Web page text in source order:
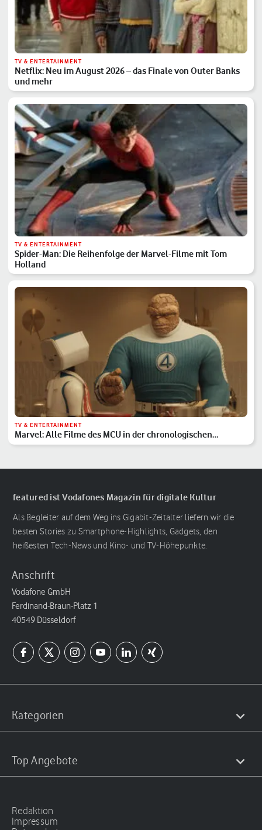
TV & ENTERTAINMENT
Netflix: Neu im August 2026 – das Finale von Outer Banks
und mehr
TV & ENTERTAINMENT
Spider-Man: Die Reihenfolge der Marvel-Filme mit Tom
Holland
TV & ENTERTAINMENT
Marvel: Alle Filme des MCU in der chronologischen
Reihenfolge
featured ist Vodafones Magazin für digitale Kultur
Als Begleiter auf dem Weg ins Gigabit-Zeitalter liefern wir die
besten Stories zu Smartphone-Highlights, Gadgets, den
heißesten Tech-News und Kino- und TV-Höhepunkte.
Anschrift
Vodafone GmbH
Ferdinand-Braun-Platz 1
40549 Düsseldorf
Kategorien
Top Angebote
Redaktion
Impressum